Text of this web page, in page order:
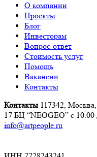
О компании
Проекты
Блог
Инвесторам
Вопрос-ответ
Стоимость услуг
Помощь
Вакансии
Контакты
Контакты 117342,
17 БЦ “NEOGEO” с 10.00
info@artpeople.ru